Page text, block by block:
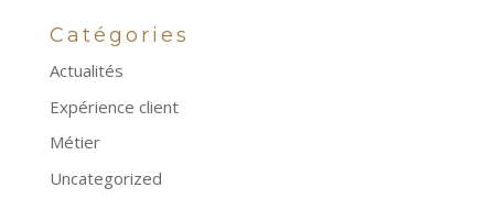
Catégories
Actualités
Expérience client
Métier
Uncategorized